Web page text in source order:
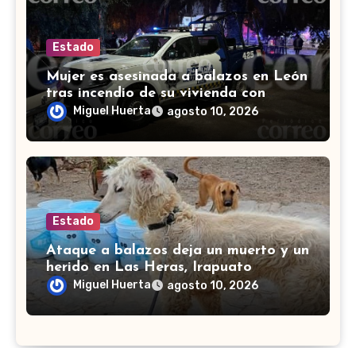
Estado
Mujer es asesinada a balazos en León
tras incendio de su vivienda con
bombas molotov
Miguel Huerta agosto 10, 2026
Estado
Ataque a balazos deja un muerto y un
herido en Las Heras, Irapuato
Miguel Huerta agosto 10, 2026